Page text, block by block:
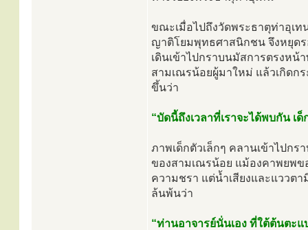
ขณะเมื่อไปถึงวัดพระธาตุท่าอุเท
ญาติโยมพุทธศาสนิกชน จึงหยุด
เดินเข้าไปกราบนมัสการตรงหน้
สามเณรน้อยผู้มาใหม่ แล้วเกิดก
ขึ้นว่า
“บัดนี้ถึงเวลาที่เราจะได้พบกัน เ
ภาพเด็กตัวเล็กๆ คลานเข้าไปก
ของสามเณรน้อย แม้องคาพยพข
ความชรา แต่น้ำเสียงและแววตา
ล้นพ้นว่า
“ท่านอาจารย์นั่นเอง ที่ใต้ต้นตะแ